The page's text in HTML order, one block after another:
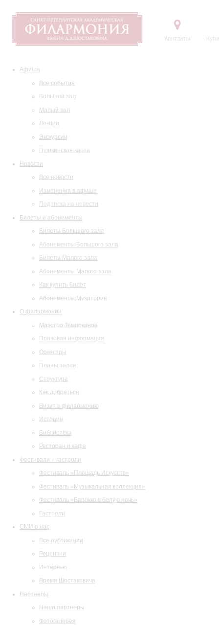
Контакты
Афиша
Все события
Большой зал
Малый зал
Лекции
Экскурсии
Пушкинская карта
Новости
Все новости
Изменения в афише
Подписка на новости
Билеты и абонементы
Билеты Большого зала
Абонементы Большого зала
Билеты Малого зала
Абонементы Малого зала
Как купить билет
Абонементы Музитория
О филармонии
Маэстро Темирканов
Правовая информация
Оркестры
Планы залов
Структура
Как добраться
Визит в филармонию
История
Библиотека
Ресторан и кафе
Фестивали и гастроли
Фестиваль «Площадь Искусств»
Фестиваль «Музыкальная коллекция»
Фестиваль «Барокко в белую ночь»
Гастроли
СМИ о нас
Все публикации
Рецензии
Интервью
Время Шостаковича
Партнеры
Наши партнеры
Фотогалерея